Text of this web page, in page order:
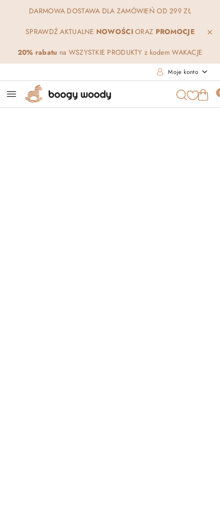
Przejdź do treści głównej
Przejdź do wyszukiwarki
Przejdź do moje konto
Przejdź do menu głównego
Przejdź do opisu produktu
Przejdź do stopki
DARMOWA DOSTAWA DLA ZAMÓWIEŃ OD 299 ZŁ
SPRAWDŹ AKTUALNE NOWOŚCIORAZ PROMOCJE
20% rabatu na WSZYSTKIE PRODUKTY z kodem WAKACJE
Moje konto